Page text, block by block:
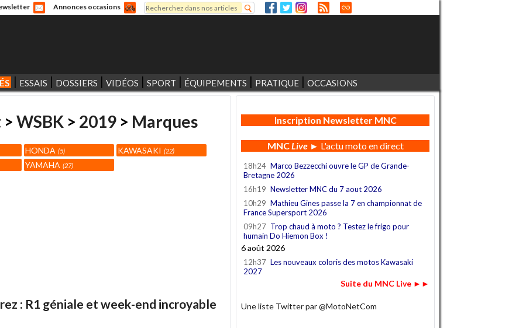
Annonces occasions
Formulaire de recherche
Rechercher
ESSAIS DOSSIERS VIDÉOS SPORT ÉQUIPEMENTS PRATIQUE OCCASIONS
> WSBK > 2019 > Marques
HONDA 5 KAWASAKI 22
YAMAHA 27
: R1 géniale et week-end incroyable
Inscription Newsletter MNC
MNCLive► L'actu moto en direct
18h24 Marco Bezzecchi ouvre le GP de Grande-
Bretagne 2026
16h19 Newsletter MNC du 7 aout 2026
10h29 Mathieu Gines passe la 7 en championnat de
France Supersport 2026
09h27 Trop chaud à moto ? Testez le frigo pour
humain Do Hiemon Box !
6 août 2026
12h37 Les nouveaux coloris des motos Kawasaki
2027
Suite du MNC Live ►►
Une liste Twitter par @MotoNetCom